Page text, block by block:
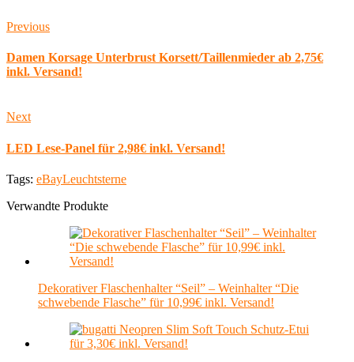
Previous
Damen Korsage Unterbrust Korsett/Taillenmieder ab 2,75€
inkl. Versand!
Next
LED Lese-Panel für 2,98€ inkl. Versand!
Tags: eBayLeuchtsterne
Verwandte Produkte
Dekorativer Flaschenhalter “Seil” – Weinhalter “Die
schwebende Flasche” für 10,99€ inkl. Versand!